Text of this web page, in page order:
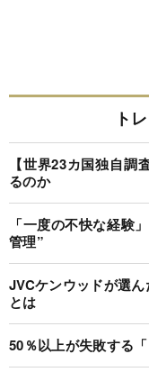
ト
【世界23カ国独自
るのか
「一度の不快な経
管理”
JVCケンウッドが選
とは
50％以上が失敗する